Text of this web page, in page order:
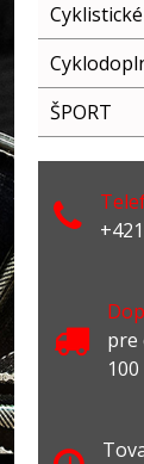
ŠPORT
pre